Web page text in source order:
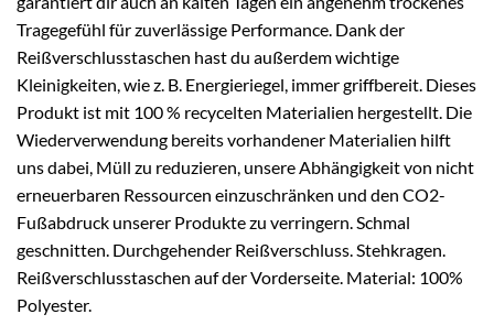
Tragegefühl für zuverlässige Performance. Dank der
Reißverschlusstaschen hast du außerdem wichtige
Kleinigkeiten, wie z. B. Energieriegel, immer griffbereit. Dieses
Produkt ist mit 100 % recycelten Materialien hergestellt. Die
Wiederverwendung bereits vorhandener Materialien hilft
uns dabei, Müll zu reduzieren, unsere Abhängigkeit von nicht
erneuerbaren Ressourcen einzuschränken und den CO2-
Fußabdruck unserer Produkte zu verringern. Schmal
geschnitten. Durchgehender Reißverschluss. Stehkragen.
Reißverschlusstaschen auf der Vorderseite. Material: 100%
Polyester.